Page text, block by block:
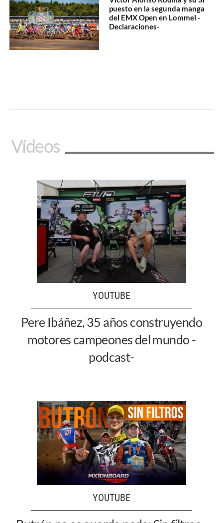
puesto en la segunda manga
del EMX Open en Lommel -
Declaraciones-
Vídeos
YOUTUBE
Pere Ibáñez, 35 años construyendo
motores campeones del mundo -
podcast-
YOUTUBE